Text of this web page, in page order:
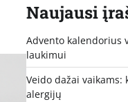
Naujausi
Advento kalendorius
laukimui
Veido dažai
alergijų